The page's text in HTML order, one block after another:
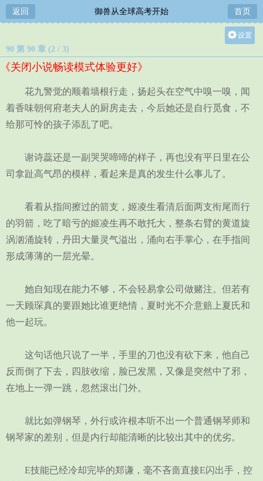
返回 御兽从全球高考开始 首页
设置
小
90 第 90 章 (2 / 3)
《关闭小说畅读模式体验更好》
花九警觉的顺着墙根行走，扬起头在空气中嗅一嗅，闻
着香味朝何府老夫人的厨房走去，今后她还是自行觅食，不
给那可怜的孩子添乱了吧。
谢诗蕊还是一副哭哭啼啼的样子，再也没有平日里在公
司拿趾高气昂的模样，看起来是真的发生什么事儿了。
看着从指间擦过的箭支，姬凌生看清后面两支衔尾而行
的羽箭，吃了暗亏的姬凌生再不敢托大，整条右臂的黄道旋
涡汹涌旋转，丹田大量灵气溢出，涌向右手掌心，在手指间
形成薄薄的一层光晕。
她自知现在能力不够，不会轻易拿公司做赌注。但若有
一天顾琛真的要跟她比谁更绝情，夏时光不介意赔上夏氏和
他一起玩。
这句话他只说了一半，手里的刀也没有砍下来，他自己
反而倒了下去，四肢收缩，脸已发黑，又像是突然中了邪，
在地上一弹一跳，忽然滚出门外。
就比如弹钢琴，外行或许根本听不出一个普通钢琴师和
钢琴家的差别，但是内行却能清晰的比较出其中的优劣。
E技能已经冷却完毕的郑谦，毫不吝啬直接E闪出手，控